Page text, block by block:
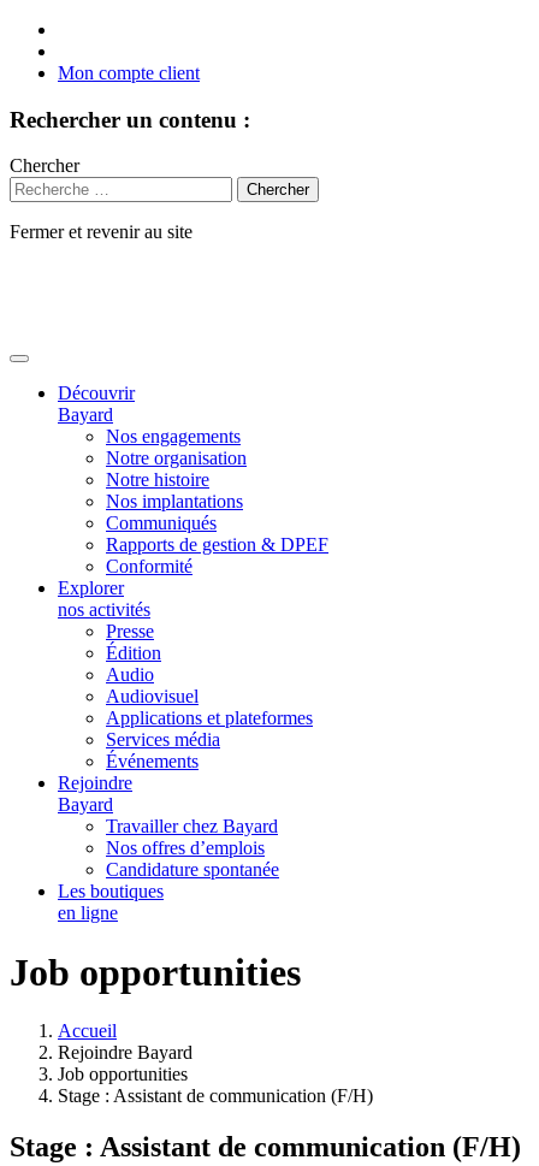
Mon compte client
Rechercher un contenu :
Chercher
Fermer et revenir au site
Découvrir
Bayard
Nos engagements
Notre organisation
Notre histoire
Nos implantations
Communiqués
Rapports de gestion & DPEF
Conformité
Explorer
nos activités
Presse
Édition
Audio
Audiovisuel
Applications et plateformes
Services média
Événements
Rejoindre
Bayard
Travailler chez Bayard
Nos offres d’emplois
Candidature spontanée
Les boutiques
en ligne
Job opportunities
Accueil
Rejoindre Bayard
Job opportunities
Stage : Assistant de communication (F/H)
Stage : Assistant de communication (F/H)